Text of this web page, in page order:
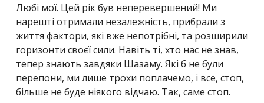
Любі мої. Цей рік був неперевершений! Ми
нарешті отримали незалежність, прибрали з
життя фактори, які вже непотрібні, та розширили
горизонти своєї сили. Навіть ті, хто нас не знав,
тепер знають завдяки Шазаму. Які б не були
перепони, ми лише трохи поплачемо, і все, стоп,
більше не буде ніякого відчаю. Так, саме стоп.